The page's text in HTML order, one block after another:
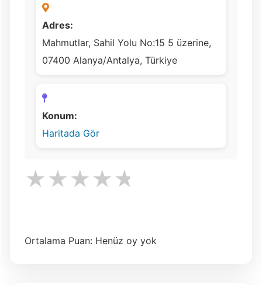
Adres:
Mahmutlar, Sahil Yolu No:15 5 üzerine,
07400 Alanya/Antalya, Türkiye
Konum:
Haritada Gör
★ ★★★
Ortalama Puan: Henüz oy yok